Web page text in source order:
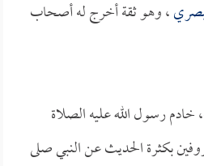
، وهو ثقة أخرج له أصحاب
خادم رسول الله عليه الصلاة
بكثرة الحديث عن النبي صلى